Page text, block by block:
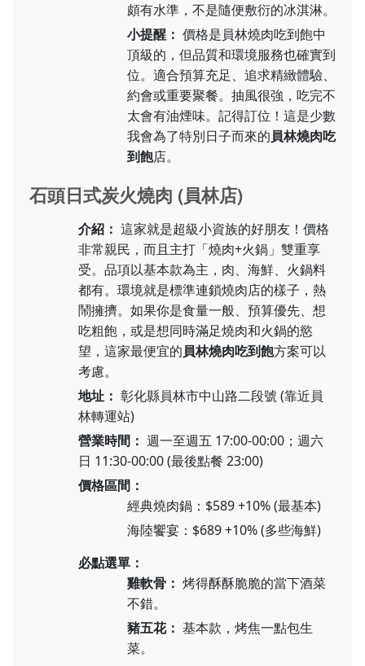
頗有水準，不是隨便敷衍的冰淇淋。
小提醒： 價格是員林燒肉吃到飽中
頂級的，但品質和環境服務也確實到
位。適合預算充足、追求精緻體驗、
約會或重要聚餐。抽風很強，吃完不
太會有油煙味。記得訂位！這是少數
我會為了特別日子而來的員林燒肉吃
到飽店。
石頭日式炭火燒肉 (員林店)
介紹： 這家就是超級小資族的好朋友！價格
非常親民，而且主打「燒肉+火鍋」雙重享
受。品項以基本款為主，肉、海鮮、火鍋料
都有。環境就是標準連鎖燒肉店的樣子，熱
鬧擁擠。如果你是食量一般、預算優先、想
吃粗飽，或是想同時滿足燒肉和火鍋的慾
望，這家最便宜的員林燒肉吃到飽方案可以
考慮。
地址： 彰化縣員林市中山路二段號 (靠近員
林轉運站)
營業時間： 週一至週五 17:00-00:00；週六
日 11:30-00:00 (最後點餐 23:00)
價格區間：
經典燒肉鍋：$589 +10% (最基本)
海陸饗宴：$689 +10% (多些海鮮)
必點選單：
雞軟骨： 烤得酥酥脆脆的當下酒菜
不錯。
豬五花： 基本款，烤焦一點包生
菜。